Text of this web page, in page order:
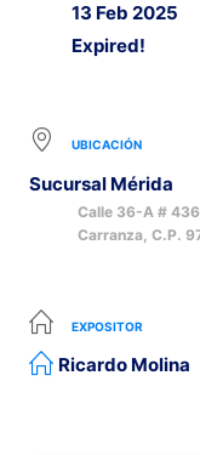
13 Feb 2025
Expired!
UBICACIÓN
Sucursal Mérida
Calle 36-A #
Carranza, C.P.
EXPOSITOR
Ricardo Molina